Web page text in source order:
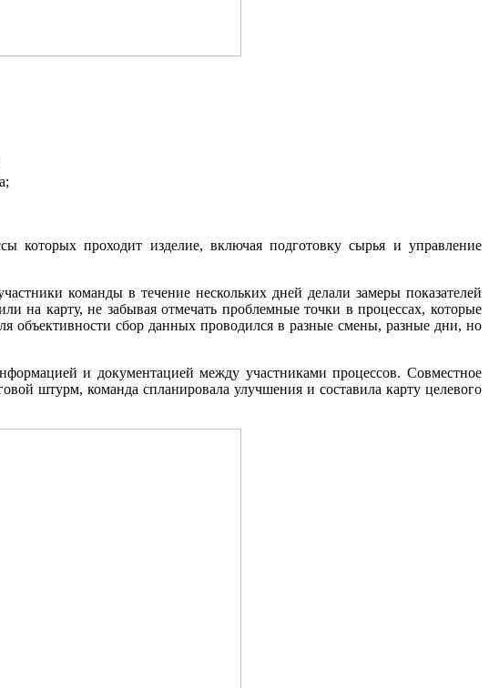
которых проходит изделие, включая подготовку сырья и управление
команды в течение нескольких дней делали замеры показателей
на карту, не забывая отмечать проблемные точки в процессах, которые
объективности сбор данных проводился в разные смены, разные дни, но
и документацией между участниками процессов. Совместное
штурм, команда спланировала улучшения и составила карту целевого